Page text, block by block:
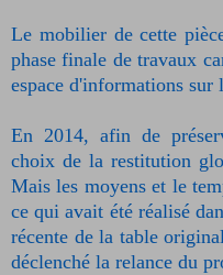
Le mobilier de cette
phase finale de travaux
espace d'informations
En 2014, afin de
choix de la restitution
Mais les moyens et le
ce qui avait été réalisé
récente de la table
déclenché la relance du